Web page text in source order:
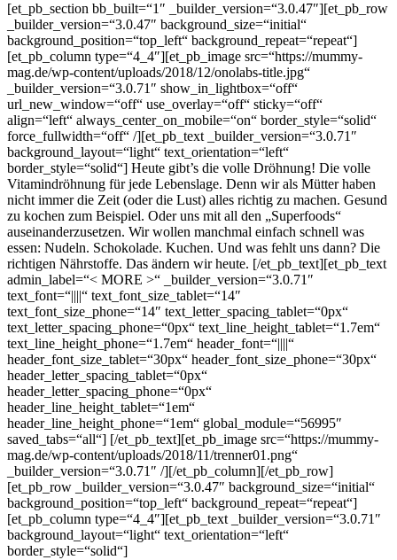
[et_pb_section bb_built=“1″ _builder_version=“3.0.47″][et_pb_row
_builder_version=“3.0.47″ background_size=“initial“
background_position=“top_left“ background_repeat=“repeat“]
[et_pb_column type=“4_4″][et_pb_image src=“https://mummy-
mag.de/wp-content/uploads/2018/12/onolabs-title.jpg“
_builder_version=“3.0.71″ show_in_lightbox=“off“
url_new_window=“off“ use_overlay=“off“ sticky=“off“
align=“left“ always_center_on_mobile=“on“ border_style=“solid“
force_fullwidth=“off“ /][et_pb_text _builder_version=“3.0.71″
background_layout=“light“ text_orientation=“left“
border_style=“solid“] Heute gibt’s die volle Dröhnung! Die volle
Vitamindröhnung für jede Lebenslage. Denn wir als Mütter haben
nicht immer die Zeit (oder die Lust) alles richtig zu machen. Gesund
zu kochen zum Beispiel. Oder uns mit all den „Superfoods“
auseinanderzusetzen. Wir wollen manchmal einfach schnell was
essen: Nudeln. Schokolade. Kuchen. Und was fehlt uns dann? Die
richtigen Nährstoffe. Das ändern wir heute. [/et_pb_text][et_pb_text
admin_label=“< MORE >“ _builder_version=“3.0.71″
text_font=“||||“ text_font_size_tablet=“14″
text_font_size_phone=“14″ text_letter_spacing_tablet=“0px“
text_letter_spacing_phone=“0px“ text_line_height_tablet=“1.7em“
text_line_height_phone=“1.7em“ header_font=“||||“
header_font_size_tablet=“30px“ header_font_size_phone=“30px“
header_letter_spacing_tablet=“0px“
header_letter_spacing_phone=“0px“
header_line_height_tablet=“1em“
header_line_height_phone=“1em“ global_module=“56995″
saved_tabs=“all“] [/et_pb_text][et_pb_image src=“https://mummy-
mag.de/wp-content/uploads/2018/11/trenner01.png“
_builder_version=“3.0.71″ /][/et_pb_column][/et_pb_row]
[et_pb_row _builder_version=“3.0.47″ background_size=“initial“
background_position=“top_left“ background_repeat=“repeat“]
[et_pb_column type=“4_4″][et_pb_text _builder_version=“3.0.71″
background_layout=“light“ text_orientation=“left“
border_style=“solid“]